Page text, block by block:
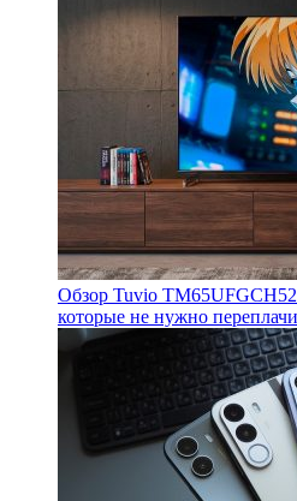
Обзор Tuvio
которые не нужно